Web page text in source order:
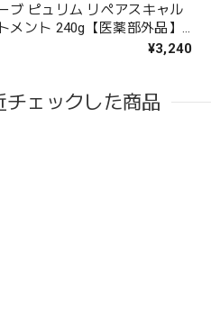
ブ ピュリム リペアスキャル
メント 240g【医薬部外品】-
¥3,240
チェックした商品